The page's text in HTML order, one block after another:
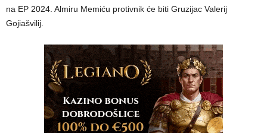
na EP 2024. Almiru Memiću protivnik će biti Gruzijac Valerij
Gojiašvilij.